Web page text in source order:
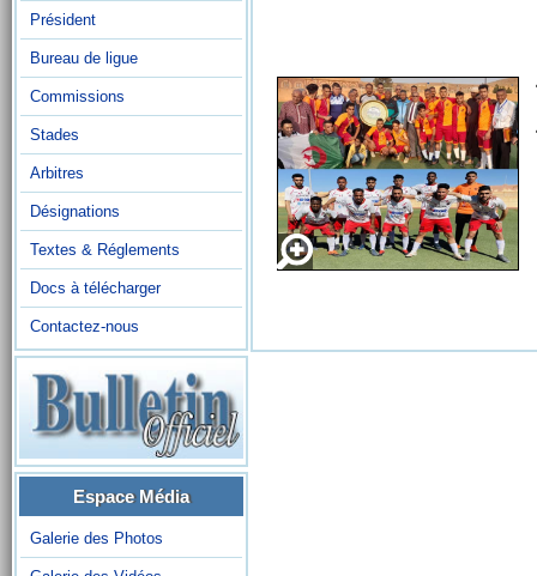
Président
Bureau de ligue
Commissions
Stades
Arbitres
Désignations
Textes & Réglements
Docs à télécharger
Contactez-nous
Espace Média
Galerie des Photos